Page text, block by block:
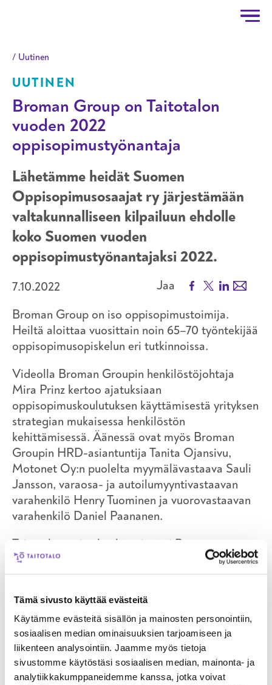
Tämä sivusto käyttää evästeitä
Käytämme evästeitä sisällön ja mainosten personointiin,
sosiaalisen median ominaisuuksien tarjoamiseen ja
liikenteen analysointiin. Jaamme myös tietoja
sivustomme käytöstäsi sosiaalisen median, mainonta- ja
analytiikkakumppaneidemme kanssa, jotka voivat
Uutinen
Broman Group on Taitotalon
vuoden 2022
oppisopimustyönantaja
UUTINEN
Lähetämme heidät Suomen
Oppisopimusosaajat ry järjestämään
valtakunnalliseen kilpailuun ehdolle
koko Suomen vuoden
oppisopimustyönantajaksi 2022.
7.10.2022 Jaa Facebook
X LinkedIn
Email
Broman Group on iso oppisopimustoimija.
Heiltä aloittaa vuosittain noin 65–70 työntekijää
oppisopimusopiskelun eri tutkinnoissa.
Videolla Broman Groupin henkilöstöjohtaja
Mira Prinz kertoo ajatuksiaan
oppisopimuskoulutuksen käyttämisestä yrityksen
strategian mukaisessa henkilöstön
kehittämisessä. Äänessä ovat myös Broman
Groupin HRD-asiantuntija Tanita Ojansivu,
Motonet Oy:n puolelta myymälävastaava Sauli
Jansson, varaosa- ja autoilumyyntivastaavan
varahenkilö Henry Tuominen ja vuorovastaavan
varahenkilö Daniel Paananen.
Taitotalo onnittelee lämpimästi Broman
Groupia ja jännittää mukana valtakunnallisessa
oppisopimustoimijoiden valinnassa.
i Kysy lisää
Jouni Kyllönen
pedagoginen päällikkö
050 541 6643